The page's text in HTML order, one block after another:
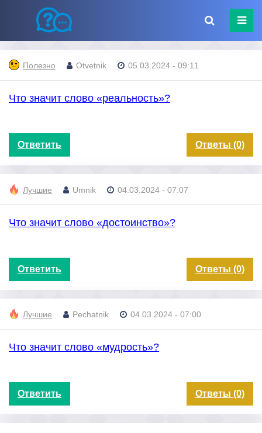
Полезно Otvetnik 05.03.2024 - 09:11
Что значит слово «реальность»?
Ответить Ответы (0)
Лучшие Umnik 04.03.2024 - 07:07
Что значит слово «достоинство»?
Ответить Ответы (0)
Лучшие Pechatnik 04.03.2024 - 07:00
Что значит слово «мудрость»?
Ответить Ответы (0)